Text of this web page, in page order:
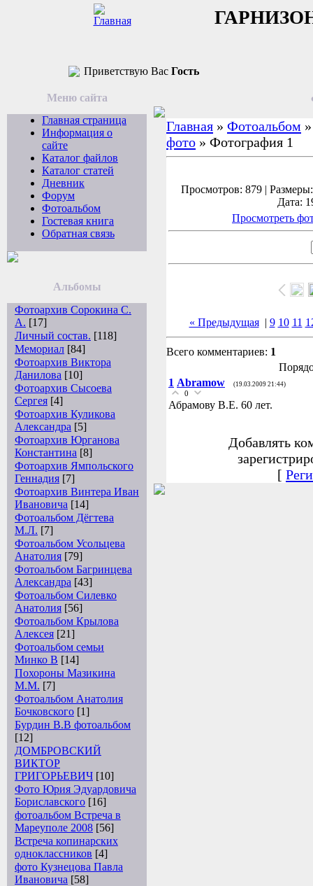
Приветствую Вас Гость
Меню сайта
Главная страница
Информация о
сайте
Каталог файлов
Каталог статей
Дневник
Форум
Фотоальбом
Гостевая книга
Обратная связь
Альбомы
Фотоархив Сорокина С.
А. [17]
Личный состав. [118]
Мемориал [84]
Фотоархив Виктора
Данилова [10]
Фотоархив Сысоева
Сергея [4]
Фотоархив Куликова
Александра [5]
Фотоархив Юрганова
Константина [8]
Фотоархив Ямпольского
Геннадия [7]
Фотоархив Винтера Иван
Ивановича [14]
Фотоальбом Дёгтева
М.Л. [7]
Фотоальбом Усольцева
Анатолия [79]
Фотоальбом Багринцева
Александра [43]
Фотоальбом Силевко
Анатолия [56]
Фотоальбом Крылова
Алексея [21]
Фотоальбом семьи
Минко В [14]
Похороны Мазикина
М.М. [7]
Фотоальбом Анатолия
Бочковского [1]
Бурдин В.В фотоальбом
[12]
ДОМБРОВСКИЙ
ВИКТОР
ГРИГОРЬЕВИЧ [10]
Фото Юрия Эдуардовича
Бориславского [16]
фотоальбом Встреча в
Мареуполе 2008 [56]
Встреча копинарских
одноклассников [4]
фото Кузнецова Павла
Ивановича [58]
Главная » Фотоальбом
фото » Фотография 1
Просмотров: 879 |
Дата:
Просмотреть
« Предыдущая| 9 10 11
Всего комментариев: 1
1 Abramow (19.03.2009 21:44)
0
Абрамову В.Е. 60 лет.
Добавлять
[